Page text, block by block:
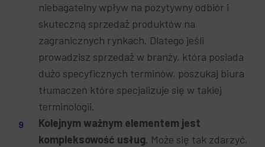
niebagatelny wpływ na pozytywny odbiór i
skuteczną sprzedaż produktów na
zagranicznych rynkach. Dlatego jeśli
prowadzisz sprzedaż w branży, która posiada
dużo specyficznych terminów, poszukaj biura
tłumaczeń które specjalizuje się w takiej
terminologii.
Kolejnym ważnym elementem jest
kompleksowość usług. Może się tak zdarzyć,